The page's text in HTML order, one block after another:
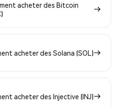
acheter des Bitcoin
acheter des Solana (SOL)
acheter des Injective (INJ)